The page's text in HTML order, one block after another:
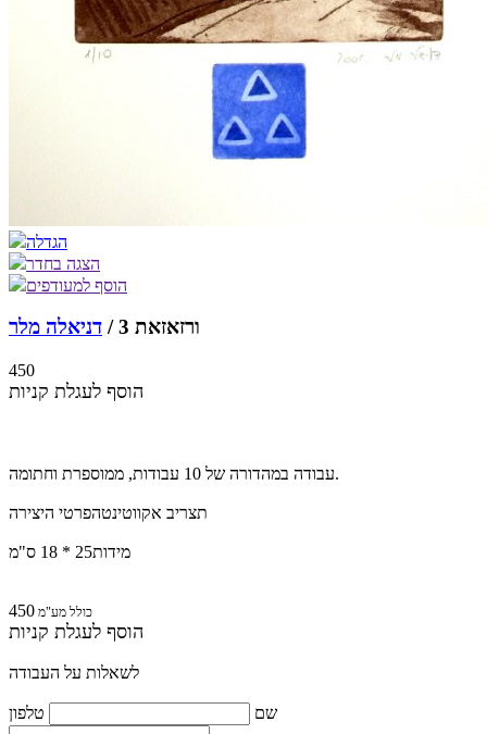
הגדלה
הצגה בחדר
הוסף למעודפים
ורזאזאת 3 / דניאלה מלר
450
הוסף לעגלת קניות
עבודה במהדורה של 10 עבודות, ממוספרת וחתומה.
פרטי היצירהתצריב אקווטינטה
מידות25 * 18 ס"מ
450 כולל מע"מ
הוסף לעגלת קניות
לשאלות על העבודה
שם טלפון